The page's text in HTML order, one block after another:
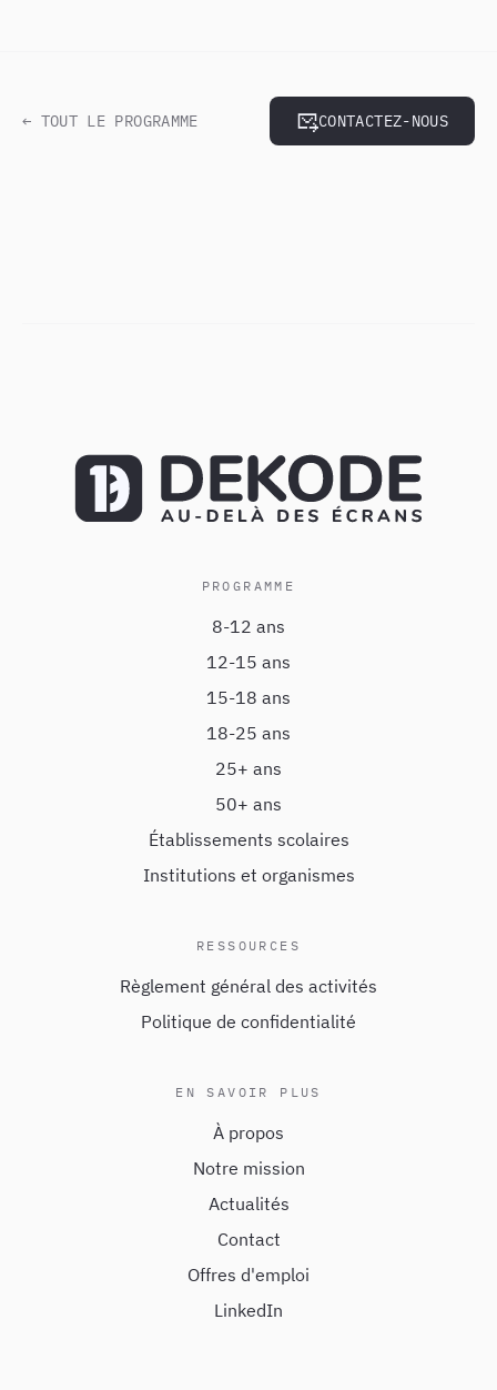
← TOUT LE PROGRAMME CONTACTEZ-NOUS
PROGRAMME
8-12 ans
12-15 ans
15-18 ans
18-25 ans
25+ ans
50+ ans
Établissements scolaires
Institutions et organismes
RESSOURCES
Règlement général des activités
Politique de confidentialité
EN SAVOIR PLUS
À propos
Notre mission
Actualités
Contact
Offres d'emploi
LinkedIn